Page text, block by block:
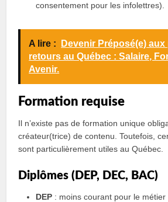
consentement pour les infolettres).
A lire :
Devenir Préposé(e)
retours au Québec : Salaire,
Avenir.
Formation requise
Il n’existe pas de formation unique
créateur(trice) de contenu. Toutefois,
sont particulièrement utiles au Québec.
Diplômes (DEP, DEC, BAC)
DEP : moins courant pour le